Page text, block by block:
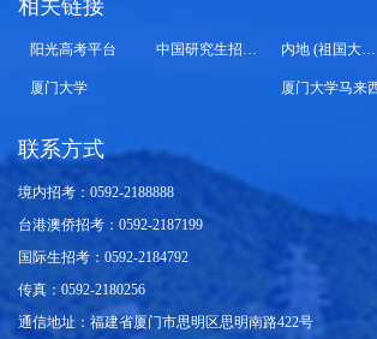
相关链接
阳光高考平台 中国研究生招生信息网 内地 (祖国大陆) 高校面向港澳台招生信息网
厦门大学 厦门大学马来
联系方式
境内招考：0592-2188888
台港澳侨招考：0592-2187199
国际生招考：0592-2184792
传真：0592-2180256
通信地址：福建省厦门市思明区思明南路422号